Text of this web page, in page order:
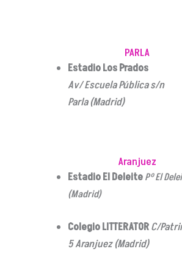
PARLA
Estadio Los Prados
Av/ Escuela Pública s/n
Parla (Madrid)
Aranjuez
Estadio El DeleitePº El
(Madrid)
Colegio LITTERATORC/
5 Aranjuez (Madrid)